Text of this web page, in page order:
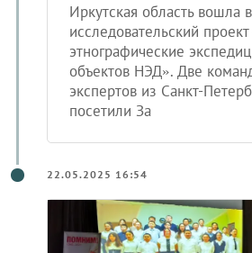
Иркутская область вошла
исследовательский
этнографические
объектов НЭД». Две
экспертов из Санкт-
посетили За
22.05.2025 16:54